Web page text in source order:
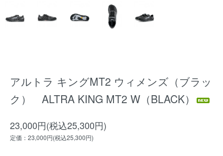
アルトラ キングMT2 ウィメンズ（ブラッ
ク） ALTRA KING MT2 W（BLACK）
23,000円(税込25,300円)
定価：23,000円(税込25,300円)